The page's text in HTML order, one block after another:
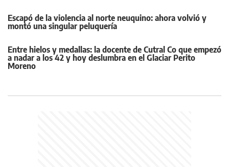
Escapó de la violencia al norte neuquino: ahora volvió y
montó una singular peluquería
Entre hielos y medallas: la docente de Cutral Co que empezó
a nadar a los 42 y hoy deslumbra en el Glaciar Perito
Moreno